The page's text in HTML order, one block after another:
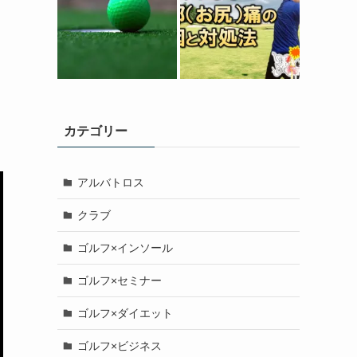
カテゴリー
アルバトロス
クラブ
ゴルフ×インソール
ゴルフ×セミナー
ゴルフ×ダイエット
ゴルフ×ビジネス